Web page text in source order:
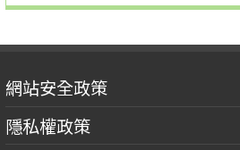
網站安全政策
隱私權政策